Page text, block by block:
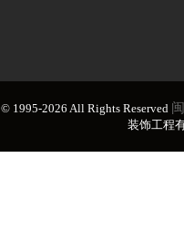
© 1995-2026 All Rights Reserved
装饰工程